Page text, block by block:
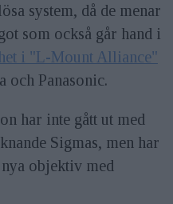
system, då de menar
som också går hand i
i "L-Mount Alliance"
och Panasonic.
har inte gått ut med
Sigmas, men har
objektiv med